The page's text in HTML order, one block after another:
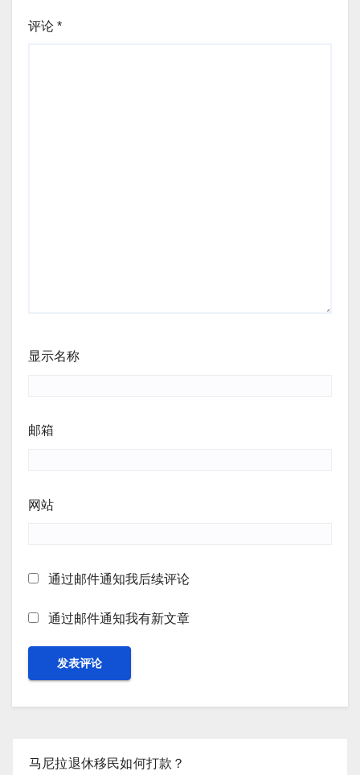
评论 *
显示名称
邮箱
网站
通过邮件通知我后续评论
通过邮件通知我有新文章
马尼拉退休移民如何打款？